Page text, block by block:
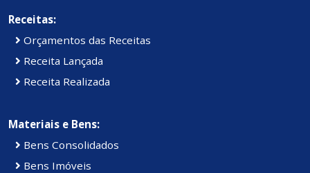
Receitas:
Orçamentos das Receitas
Receita Lançada
Receita Realizada
Materiais e Bens:
Bens Consolidados
Bens Imóveis